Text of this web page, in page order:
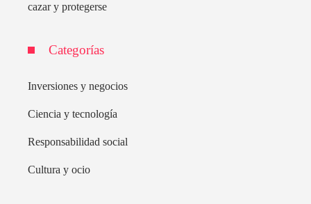
cazar y protegerse
Categorías
Inversiones y negocios
Ciencia y tecnología
Responsabilidad social
Cultura y ocio